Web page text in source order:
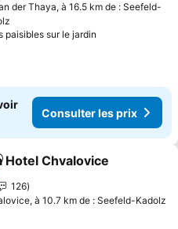
der Thaya, à 16.5 km de : Seefeld-
paisibles sur le jardin
Consulter les prix
à mes favoris
Hotel Chvalovice
126
à 10.7 km de : Seefeld-Kadolz